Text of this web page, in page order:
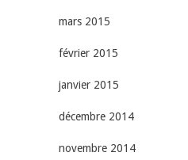
mars 2015
février 2015
janvier 2015
décembre 2014
novembre 2014